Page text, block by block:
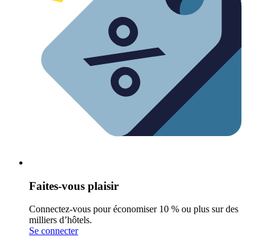
Faites-vous plaisir
Connectez-vous pour économiser 10 % ou plus sur des
milliers d’hôtels.
Se connecter